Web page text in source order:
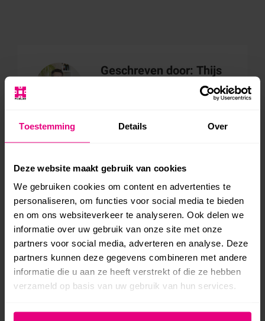
Toestemming Details Over
Deze website maakt gebruik van cookies
We gebruiken cookies om content en advertenties te
personaliseren, om functies voor social media te bieden
en om ons websiteverkeer te analyseren. Ook delen we
informatie over uw gebruik van onze site met onze
partners voor social media, adverteren en analyse. Deze
partners kunnen deze gegevens combineren met andere
informatie die u aan ze heeft verstrekt of die ze hebben
verzameld op basis van uw gebruik van hun services.
Geschreven door: Thijs
Thijs is webdesigner en SEO
al meerdere jaren websites voor
hoe een goede website in elkaar
steekt.
Gerelateerde blogs